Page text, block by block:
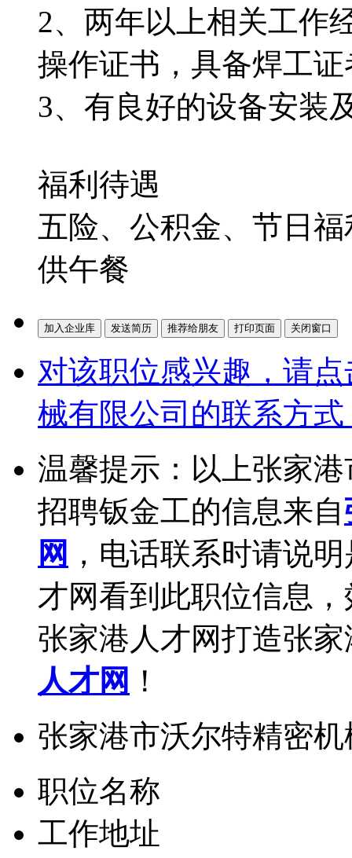
2、两年以上相关工作
操作证书，具备焊工
3、有良好的设备安装
福利待遇
五险、公积金、节日
供午餐
对该职位感兴趣，请
械有限公司的联系方式
温馨提示：以上张家
招聘钣金工的信息来自
网 ，电话联系时请说
才网看到此职位信息
张家港人才网打造张
人才网 ！
张家港市沃尔特精密
职位名称
工作地址